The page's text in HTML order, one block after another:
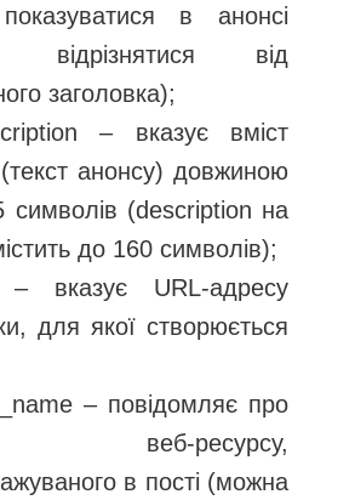
в анонсі
відрізнятися від
заголовка);
– вказує вміст
анонсу) довжиною
символів (description на
до 160 символів);
вказує URL-адресу
для якої створюється
– повідомляє про
веб-ресурсу,
в пості (можна